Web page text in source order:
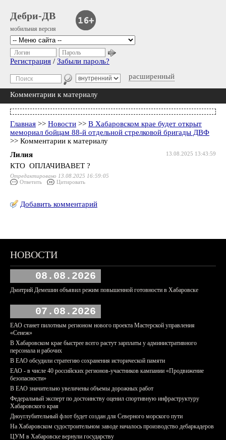
Дебри-ДВ
мобильная версия
расширенный
Логин Пароль
Регистрация / Забыли пароль?
Комментарии к материалу
Главная >> Новости >> В Хабаровском крае будет открыт
мемориал бойцам 88-й отдельной стрелковой бригады ДВФ
>> Комментарии к материалу
13.08.2025 13:43:59
Лилия
КТО ОПЛАЧИВАВЕТ ?
Отредактировано 13.08.2025 16:59:05
Ответить
Цитировать
Добавить комментарий
НОВОСТИ
08.08.2026
Дмитрий Демешин объявил режим повышенной готовности в Хабаровске
07.08.2026
ЕАО станет пилотным регионом нового проекта Мастерской управления
«Сенеж»
В Хабаровском крае быстрее всего растут зарплаты у административного
персонала и рабочих
В ЕАО обсудили стратегию сохранения исторической памяти
ЕАО - в числе 40 российских регионов-участников кампании «Продвижение
безопасности»
В ЕАО значительно увеличены объемы дорожных работ
Федеральный эксперт по достоинству оценил спортивную инфраструктуру
Хабаровского края
Дноуглубительный флот будет создан для Северного морского пути
На Хабаровском судостроительном заводе началось производство дебаркадеров
ЦУМ в Хабаровске вернули государству